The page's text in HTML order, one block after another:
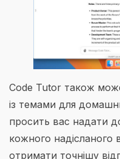
Code Tutor також
із темами для
просить вас надати
кожного
отримати точнішу